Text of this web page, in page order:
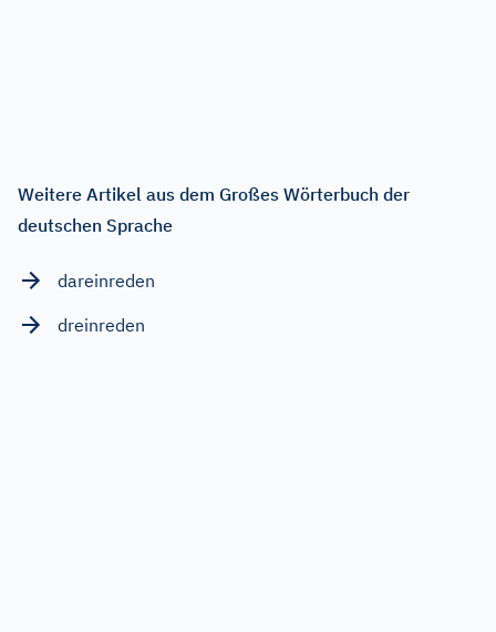
Weitere Artikel aus dem Großes Wörterbuch der
deutschen Sprache
dareinreden
dreinreden